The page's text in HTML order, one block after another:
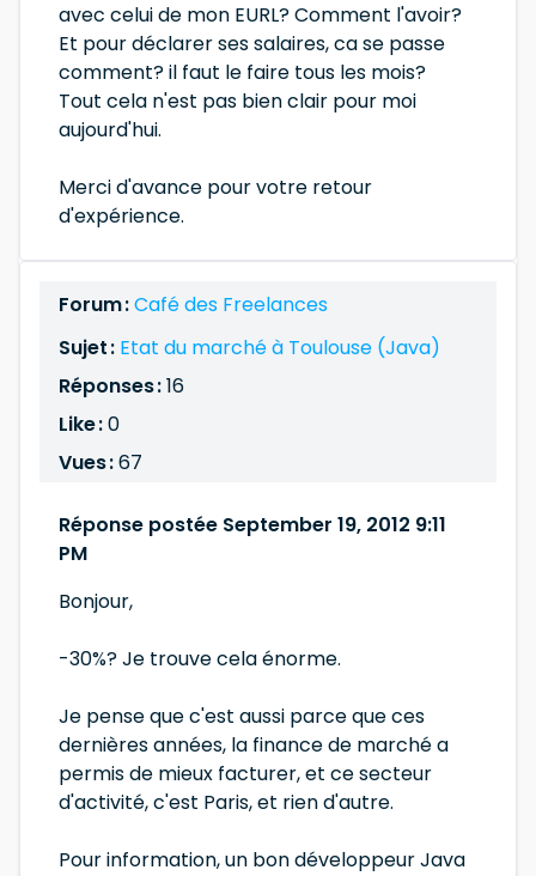
avec celui de mon EURL? Comment l'avoir?
Et pour déclarer ses salaires, ca se passe
comment? il faut le faire tous les mois?
Tout cela n'est pas bien clair pour moi
aujourd'hui.
Merci d'avance pour votre retour
d'expérience.
Forum :Café des Freelances
Sujet : Etat du marché à Toulouse (Java)
Réponses :16
Like :0
Vues :67
Réponse postée September 19, 2012 9:11
PM
Bonjour,
-30%? Je trouve cela énorme.
Je pense que c'est aussi parce que ces
dernières années, la finance de marché a
permis de mieux facturer, et ce secteur
d'activité, c'est Paris, et rien d'autre.
Pour information, un bon développeur Java